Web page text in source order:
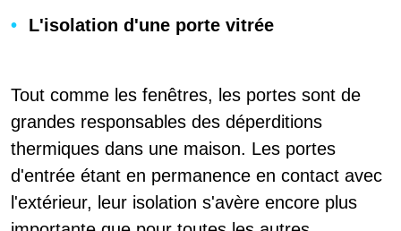
L'isolation d'une porte vitrée
Tout comme les fenêtres, les portes sont de
grandes responsables des déperditions
thermiques dans une maison. Les portes
d'entrée étant en permanence en contact avec
l'extérieur, leur isolation s'avère encore plus